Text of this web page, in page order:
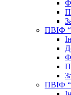
ПВІФ
ПВІФ